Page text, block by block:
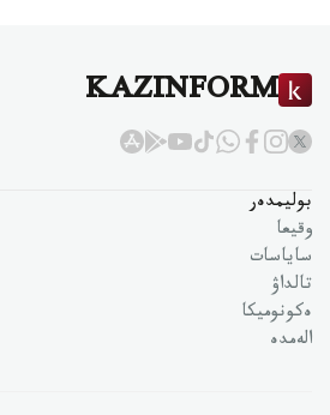
KAZINFORM
بوليمدەر
وقيعا
ساياسات
تالداۋ
ەكونوميكا
الەمدە